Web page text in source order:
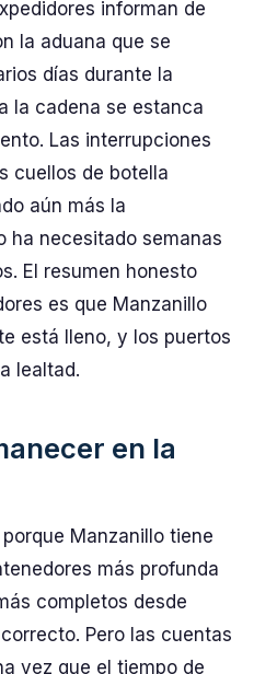
informan de
la aduana que se
días durante la
la cadena se estanca
Las interrupciones
cuellos de botella
aún más la
ha necesitado semanas
El resumen honesto
es que Manzanillo
está lleno, y los puertos
lealtad.
en la
Manzanillo tiene
más profunda
completos desde
Pero las cuentas
vez que el tiempo de